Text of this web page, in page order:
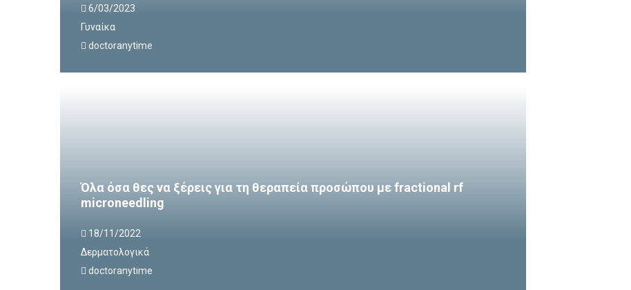
6/03/2023
Γυναίκα
doctoranytime
Όλα όσα θες να ξέρεις για τη θεραπεία προσώπου με fractional rf
microneedling
18/11/2022
Δερματολογικά
doctoranytime